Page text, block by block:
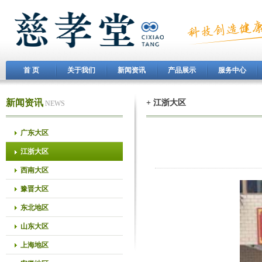
首 页 关于我们 新闻资讯 产品展示 服务中心
新闻资讯 NEWS
广东大区
江浙大区
西南大区
豫晋大区
东北地区
山东大区
上海地区
+ 江浙大区